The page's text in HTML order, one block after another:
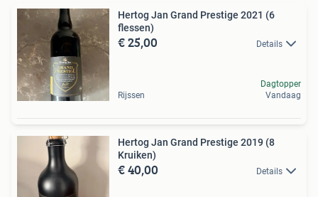
Hertog Jan Grand Prestige 2021 (6
flessen)
€ 25,00 Details
Rijssen
Dagtopper
Vandaag
Hertog Jan Grand Prestige 2019 (8
Kruiken)
€ 40,00 Details